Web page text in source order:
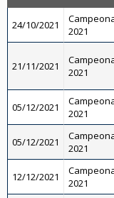
24/10/2021
2021
21/11/2021
2021
05/12/2021
2021
05/12/2021
2021
12/12/2021
2021